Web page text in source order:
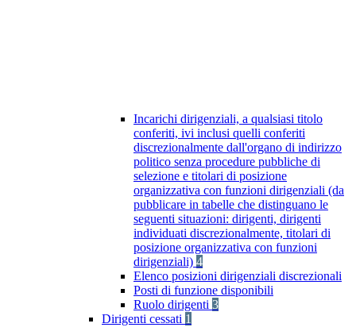
Incarichi dirigenziali, a qualsiasi titolo
conferiti, ivi inclusi quelli conferiti
discrezionalmente dall'organo di indirizzo
politico senza procedure pubbliche di
selezione e titolari di posizione
organizzativa con funzioni dirigenziali (da
pubblicare in tabelle che distinguano le
seguenti situazioni: dirigenti, dirigenti
individuati discrezionalmente, titolari di
posizione organizzativa con funzioni
dirigenziali) 4
Elenco posizioni dirigenziali discrezionali
Posti di funzione disponibili
Ruolo dirigenti 3
Dirigenti cessati 1